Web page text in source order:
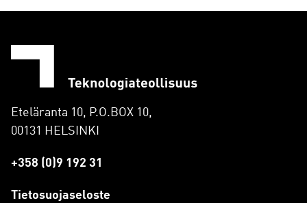
Eteläranta 10, P.O.BOX 10,
00131 HELSINKI
+358 (0)9 192 31
Tietosuojaseloste